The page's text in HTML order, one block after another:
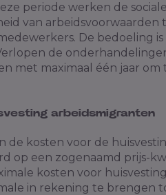
periode werken de
van arbeidsvoorwaarden
De bedoeling is
de
met maximaal één jaar om
arbeidsmigranten
de kosten voor de
op een zogenaamd prijs-
kosten voor
in rekening te brengen